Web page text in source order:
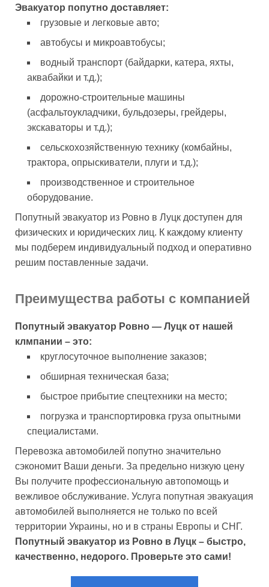
Эвакуатор попутно доставляет:
грузовые и легковые авто;
автобусы и микроавтобусы;
водный транспорт (байдарки, катера, яхты,
аквабайки и т.д.);
дорожно-строительные машины
(асфальтоукладчики, бульдозеры, грейдеры,
экскаваторы и т.д.);
сельскохозяйственную технику (комбайны,
трактора, опрыскиватели, плуги и т.д.);
производственное и строительное
оборудование.
Попутный эвакуатор из Ровно в Луцк доступен для
физических и юридических лиц. К каждому клиенту
мы подберем индивидуальный подход и оперативно
решим поставленные задачи.
Преимущества работы с компанией
Попутный эвакуатор Ровно — Луцк от нашей
клмпании – это:
круглосуточное выполнение заказов;
обширная техническая база;
быстрое прибытие спецтехники на место;
погрузка и транспортировка груза опытными
специалистами.
Перевозка автомобилей попутно значительно
сэкономит Ваши деньги. За предельно низкую цену
Вы получите профессиональную автопомощь и
вежливое обслуживание. Услуга попутная эвакуация
автомобилей выполняется не только по всей
территории Украины, но и в страны Европы и СНГ.
Попутный эвакуатор из Ровно в Луцк – быстро,
качественно, недорого. Проверьте это сами!